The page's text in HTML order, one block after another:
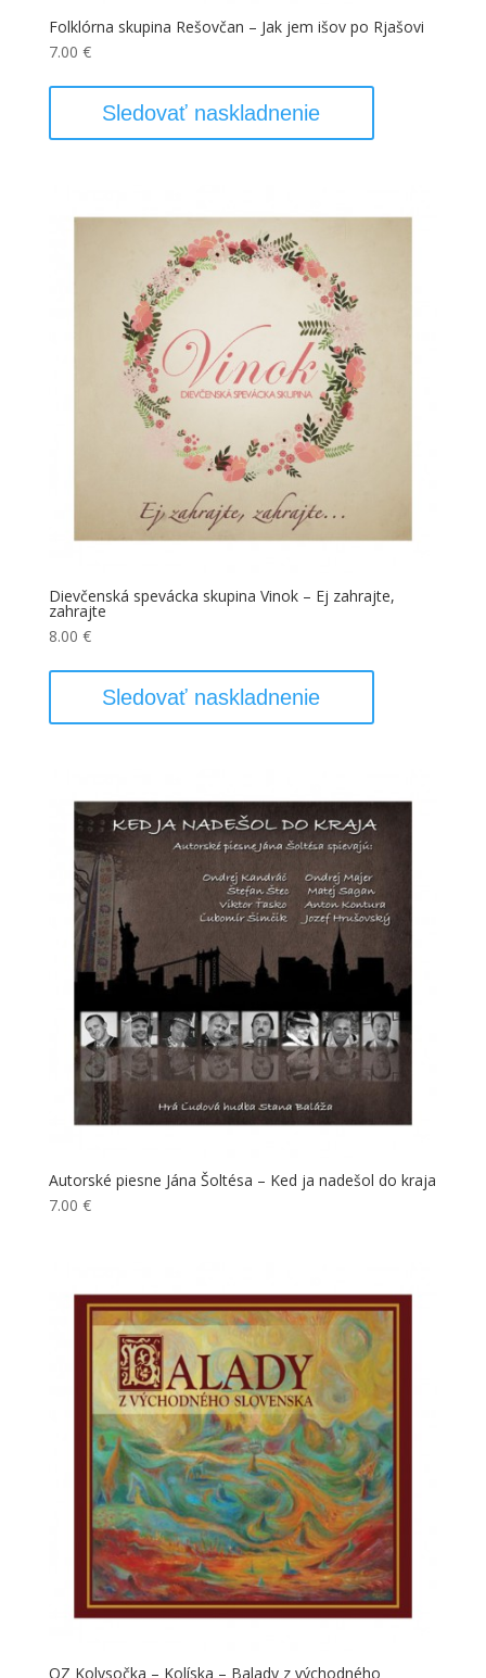
Folklórna skupina Rešovčan – Jak jem išov po Rjašovi
7.00 €
Sledovať naskladnenie
Dievčenská spevácka skupina Vinok – Ej zahrajte,
zahrajte
8.00 €
Sledovať naskladnenie
Autorské piesne Jána Šoltésa – Ked ja nadešol do kraja
7.00 €
OZ Kolysočka – Kolíska – Balady z východného